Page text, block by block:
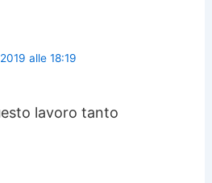
alle 18:19
lavoro tanto